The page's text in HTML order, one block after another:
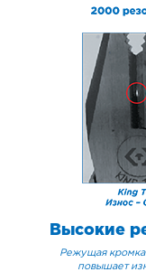
Высокие
Режущая кромка
повышает